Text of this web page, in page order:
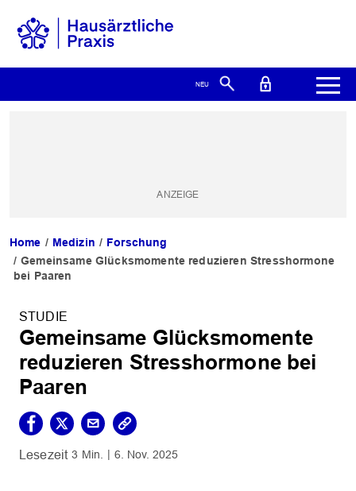
Home Medizin
Forschung
Gemeinsame Glücksmomente reduzieren Stresshormone
bei Paaren
STUDIE
Gemeinsame Glücksmomente
reduzieren Stresshormone bei
Paaren
3 Min. 6. Nov. 2025